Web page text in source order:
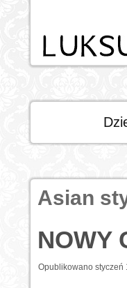
Asian
NOWY
Opublikowano styczeń